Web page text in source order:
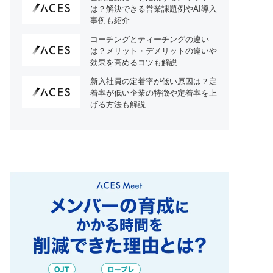
は？解決できる営業課題例やAI導入
事例も紹介
コーチングとティーチングの違い
は？メリット・デメリットの違いや
効果を高めるコツも解説
新入社員の定着率が低い原因は？定
着率が低い企業の特徴や定着率を上
げる方法も解説